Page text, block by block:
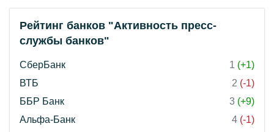
Рейтинг банков "Активность пресс-
службы банков"
СберБанк 1 (+1)
ВТБ
2 (-1)
ББР Банк
3 (+9)
Альфа-Банк
4 (-1)